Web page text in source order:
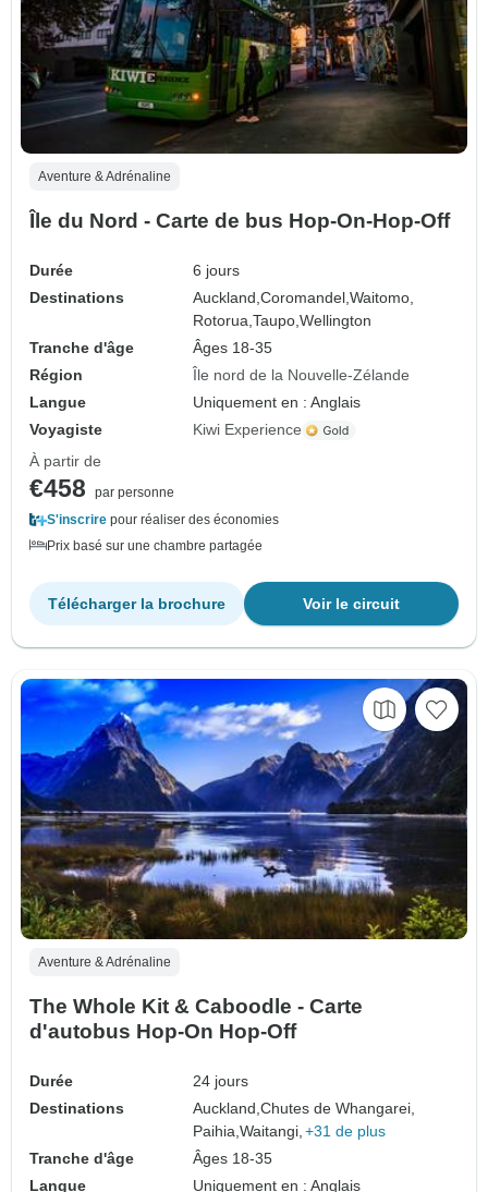
Aventure & Adrénaline
Île du Nord - Carte de bus Hop-On-Hop-Off
Durée
6 jours
Destinations
Auckland,Coromandel,Waitomo,
Rotorua,Taupo,Wellington
Tranche d'âge
Âges 18-35
Région
Île nord de la Nouvelle-Zélande
Langue
Uniquement en : Anglais
Voyagiste
Kiwi Experience
À partir de
€458
par personne
S'inscrire pour réaliser des économies
Prix basé sur une chambre partagée
Voir le circuit
Télécharger la brochure
Aventure & Adrénaline
The Whole Kit & Caboodle - Carte
d'autobus Hop-On Hop-Off
Durée
24 jours
Destinations
Auckland,Chutes de Whangarei,
Paihia,Waitangi, +31 de plus
Tranche d'âge
Âges 18-35
Langue
Uniquement en : Anglais